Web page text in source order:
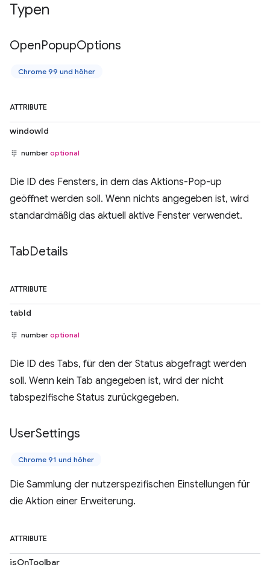
Typen
OpenPopupOptions
Chrome 99 und höher
ATTRIBUTE
windowId
number optional
Die ID des Fensters, in dem das Aktions-Pop-up
geöffnet werden soll. Wenn nichts angegeben ist, wird
standardmäßig das aktuell aktive Fenster verwendet.
TabDetails
ATTRIBUTE
tabId
number optional
Die ID des Tabs, für den der Status abgefragt werden
soll. Wenn kein Tab angegeben ist, wird der nicht
tabspezifische Status zurückgegeben.
UserSettings
Chrome 91 und höher
Die Sammlung der nutzerspezifischen Einstellungen für
die Aktion einer Erweiterung.
ATTRIBUTE
isOnToolbar